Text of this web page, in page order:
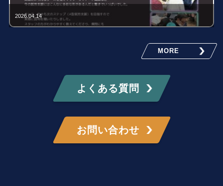
2026.04.14
MORE
よくある質問
お問い合わせ